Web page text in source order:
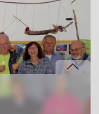
- 13:00 Uhr